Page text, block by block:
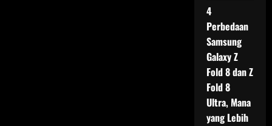
4
Perbedaan
Samsung
Galaxy Z
Fold 8 dan Z
Fold 8
Ultra, Mana
yang Lebih